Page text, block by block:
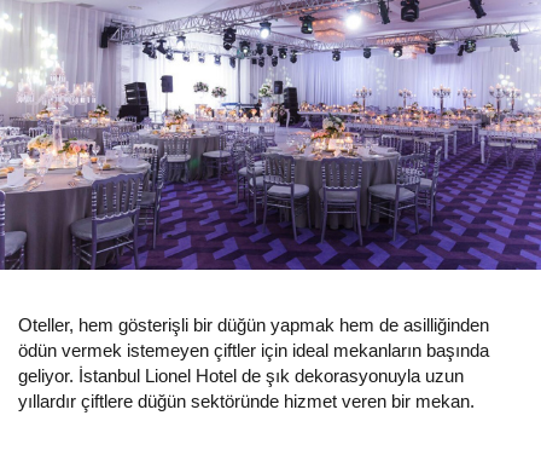
Oteller, hem gösterişli bir düğün yapmak hem de asilliğinden
ödün vermek istemeyen çiftler için ideal mekanların başında
geliyor. İstanbul Lionel Hotel de şık dekorasyonuyla uzun
yıllardır çiftlere düğün sektöründe hizmet veren bir mekan.